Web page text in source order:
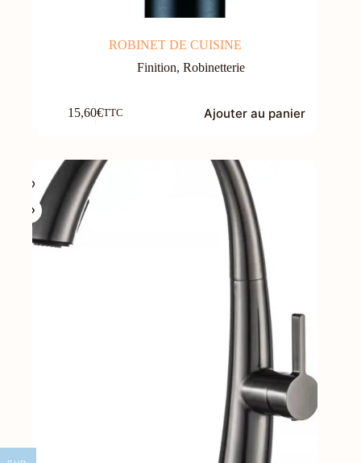
ROBINET DE CUISINE
Finition,Robinetterie
15,60€TTC Ajouter au panier